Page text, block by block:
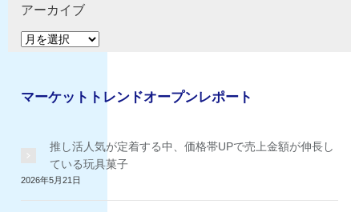
ゴ
ー
アーカイブ
ア
イ
マーケットトレンドオープンレポート
推し活人気が定着する中、価格帯UPで売上金額が伸長し
ている玩具菓子
2026年5月21日